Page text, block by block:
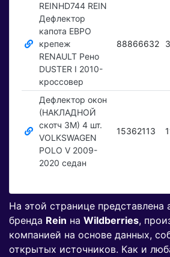
REINHD744 REIN
Дефлектор
капота ЕВРО
крепеж
RENAULT Рено
DUSTER I 2010-
кроссовер
88866632
Дефлектор окон
(НАКЛАДНОЙ
скотч 3М) 4 шт.
VOLKSWAGEN
POLO V 2009-
2020 седан
15362113
На этой странице представлена
бренда Rein на Wildberries,
компанией на основе данных,
открытых источников. Как и